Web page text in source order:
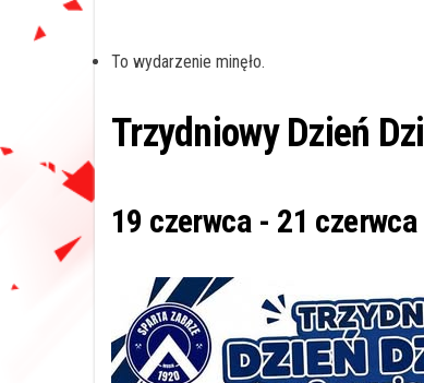
To wydarzenie minęło.
Trzydniowy Dzień
19 czerwca - 21 czerwca